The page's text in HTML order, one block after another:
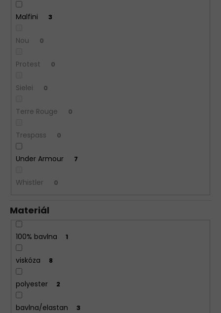
Malfini 3
Nou 0
Protest 0
Sielei 0
Terre Rouge 0
Trespass 0
Under Armour 7
Whistler 0
Materiál
100% bavlna 1
viskóza 8
polyester 2
bavlna/elastan 3